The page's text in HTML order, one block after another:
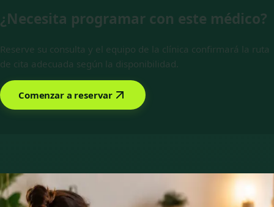
¿Necesita programar con este médico?
Reserve su consulta y el equipo de la clínica confirmará la ruta
de cita adecuada según la disponibilidad.
Comenzar a reservar
Reservar con Javier Villarte Betancor